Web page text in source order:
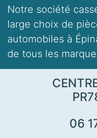
Notre société
large choix de
automobiles à
de tous les
06